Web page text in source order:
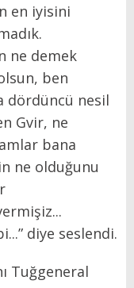
en iyisini
ne demek
ben
dördüncü nesil
Gvir, ne
bana
ne olduğunu
diye seslendi.
Tuğgeneral